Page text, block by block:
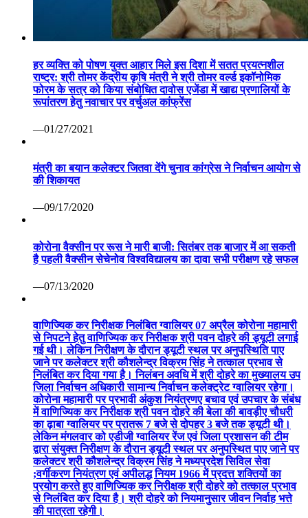
हर व्यक्ति को पोषण युक्त आहार मिले इस दिशा में सतत प्रयत्नशील
राष्ट्र: श्री तोमर केंद्रीय कृषि मंत्री ने श्री तोमर वर्ल्ड इकॉनोमिक
फोरम के सत्र को किया संबोधित दावोस एजेंडा में खाद्य प्रणालियों के
रूपांतरण हेतु नवाचार पर वर्चुअल कांफ्रेंस
—01/27/2021
मंत्री का बयान कलेक्टर जितवा देंगे चुनाव कांग्रेस ने निर्वाचन आयोग से
की शिकायत
—09/17/2020
कोरोना वैक्सीन पर रूस ने मारी बाजी: सितंबर तक बाजार में आ सकती
है पहली वैक्सीन सेचेनोव विश्वविद्यालय का दावा सभी परीक्षण रहे सफल
—07/13/2020
वाणिज्यिक कर निरीक्षक निलंबित ग्वालियर 07 अप्रैल कोरोना महामारी
से निपटने हेतु वाणिज्यिक कर निरीक्षक श्री पवन दोहरे की ड्यूटी लगाई
गई थी। लेकिन निरीक्षण के दौरान ड्यूटी स्थल पर अनुपस्थिति पाए
जाने पर कलेक्टर श्री कौशलेन्द्र विक्रम सिंह ने तत्काल प्रभाव से
निलंबित कर दिया गया है। निलंबन अवधि में श्री दोहरे का मुख्यालय उप
जिला निर्वाचन अधिकारी सामान्य निर्वाचन कलेक्ट्रेट ग्वालियर रहेगा।
कोरोना महामारी पर प्रभावी अंकुश नियंत्रणए बचाव एवं उपचार के संबंध
में वाणिज्यिक कर निरीक्षक श्री पवन दोहरे की बेला की बावड़ीए चौधरी
का ढ़ाबा ग्वालियर पर प्रातरू 7 बजे से दोपहर 3 बजे तक ड्यूटी थी।
लेकिन मंगलवार को एडीजी ग्वालियर रेंज एवं जिला प्रशासन की टीम
द्वारा संयुक्त निरीक्षण के दौरान ड्यूटी स्थल पर अनुपस्थित पाए जाने पर
कलेक्टर श्री कौशलेन्द्र विक्रम सिंह ने मध्यप्रदेश सिविल सेवा
;वर्गीकरण नियंत्रण एवं अपीलद्ध नियम 1966 में प्रदत्त शक्तियों का
प्रयोग करते हुए वाणिज्यिक कर निरीक्षक श्री दोहरे को तत्काल प्रभाव
से निलंबित कर दिया है। श्री दोहरे को नियमानुसार जीवन निर्वाह भत्ते
की पात्रता रहेगी।